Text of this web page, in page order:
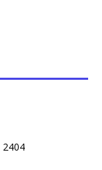
2404